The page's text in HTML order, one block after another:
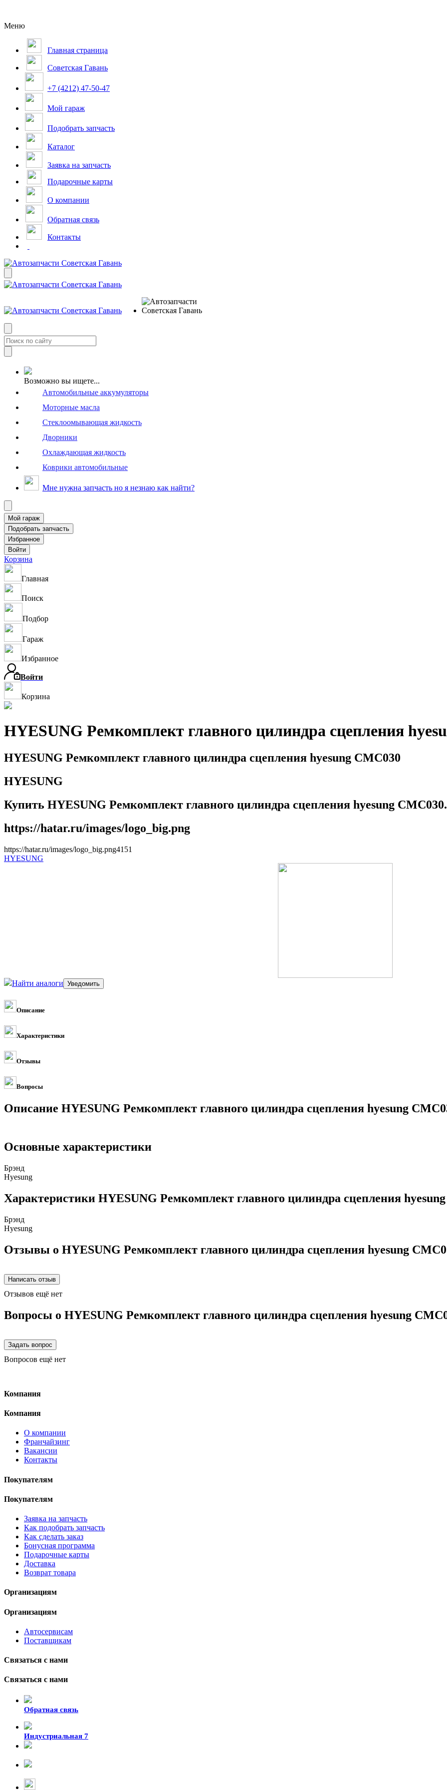
Меню
Главная страница
Советская Гавань
+7 (4212) 47-50-47
Мой гараж
Подобрать запчасть
Каталог
Заявка на запчасть
Подарочные карты
О компании
Обратная связь
Контакты
Возможно вы ищете...
Автомобильные аккумуляторы
Моторные масла
Стеклоомывающая жидкость
Дворники
Охлаждающая жидкость
Коврики автомобильные
Мне нужна запчасть но я незнаю как найти?
Корзина
Главная
Поиск
Подбор
Гараж
Избранное
Войти
Корзина
HYESUNG Ремкомплект главного цилиндра сцепления
HYESUNG Ремкомплект главного цилиндра сцепления hyesung CMC030
HYESUNG
Купить HYESUNG Ремкомплект главного цилиндра сцепления hyesung CMC030.
https://hatar.ru/images/logo_big.png
https://hatar.ru/images/logo_big.png41 51
HYESUNG
Найти аналоги
Описание
Характеристики
Отзывы
Вопросы
Описание HYESUNG Ремкомплект главного цилиндра сцепления hyesung
Основные характеристики
Брэнд
Hyesung
Характеристики HYESUNG Ремкомплект главного цилиндра сцепления
Брэнд
Hyesung
Отзывы о HYESUNG Ремкомплект главного цилиндра сцепления hyesung
Отзывов ещё нет
Вопросы о HYESUNG Ремкомплект главного цилиндра сцепления hyesung
Вопросов ещё нет
Компания
Компания
О компании
Франчайзинг
Вакансии
Контакты
Покупателям
Покупателям
Заявка на запчасть
Как подобрать запчасть
Как сделать заказ
Бонусная программа
Подарочные карты
Доставка
Возврат товара
Организациям
Организациям
Автосервисам
Поставщикам
Связаться с нами
Связаться с нами
Обратная связь
Индустриальная 7